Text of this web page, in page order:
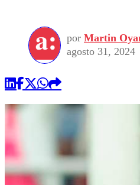
por Martin
agosto 31, 2024